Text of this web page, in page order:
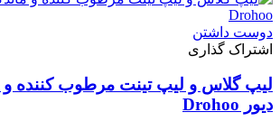
دوست داشتن
اشتراک گذاری
لیپ گلاس و لیپ تینت مرطوب کننده و
دیور Drohoo